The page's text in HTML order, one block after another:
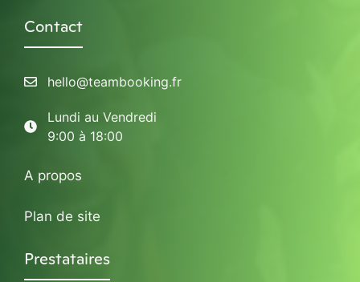
Contact
hello@teambooking.fr
Lundi au Vendredi
9:00 à 18:00
A propos
Plan de site
Prestataires